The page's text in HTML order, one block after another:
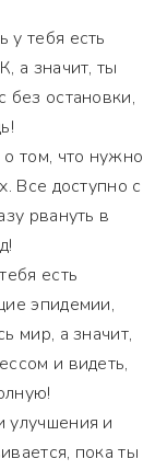
у тебя есть
а значит, ты
без остановки,
том, что нужно
Все доступно с
рвануть в
есть
эпидемии,
мир, а значит,
и видеть,
и
пока ты